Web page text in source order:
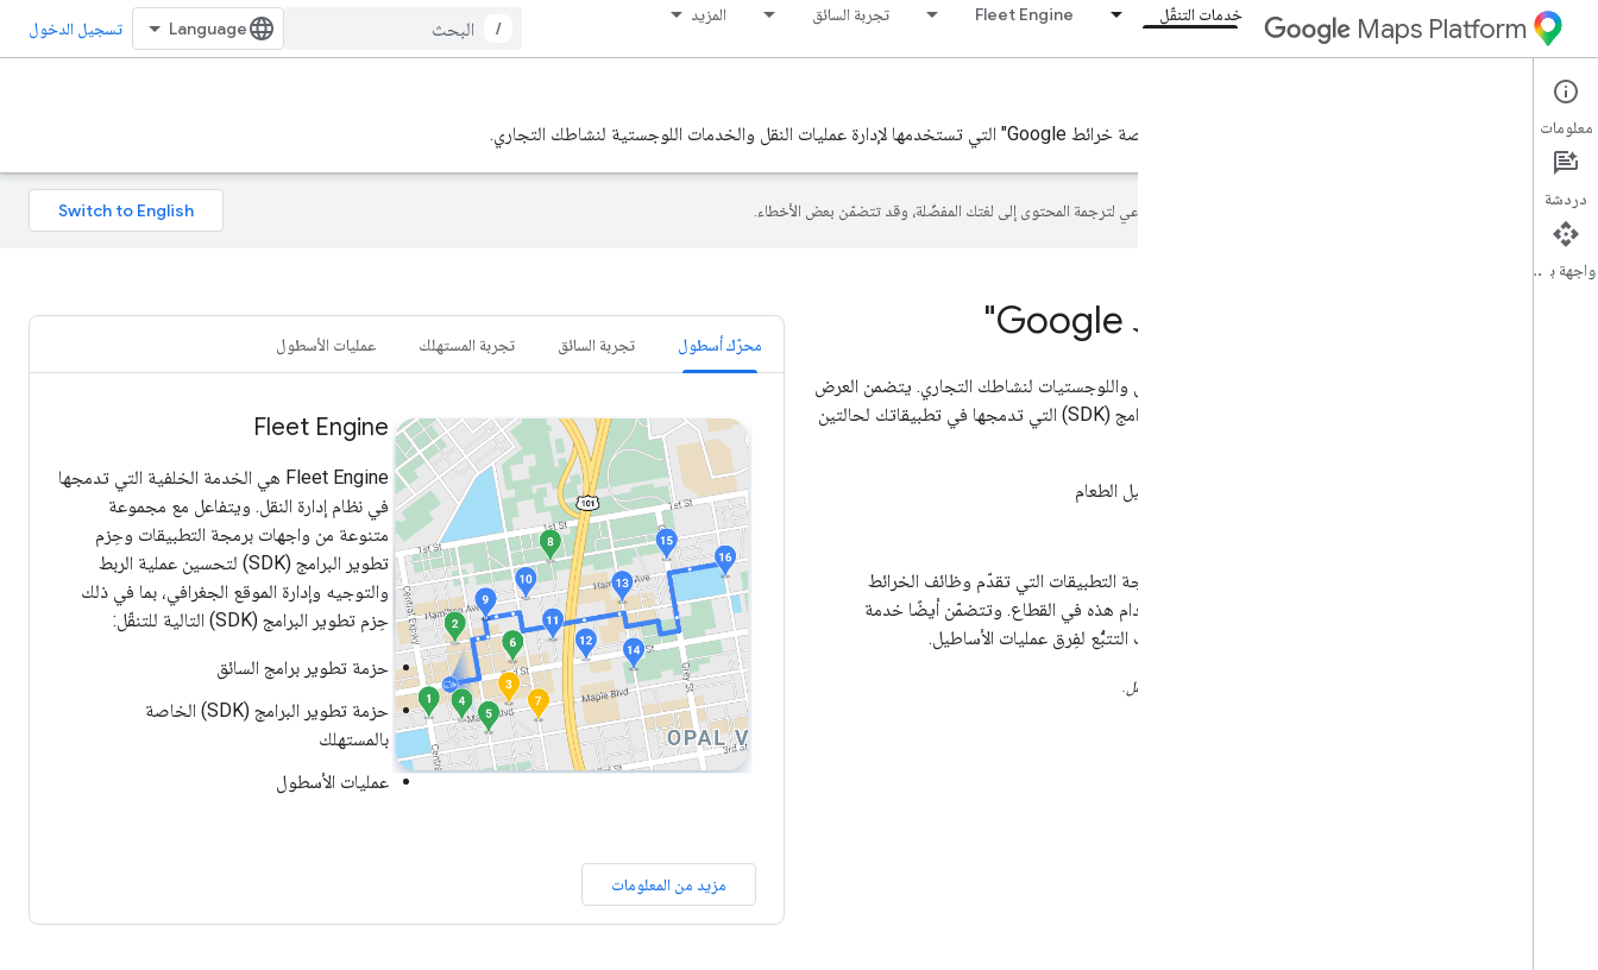
Maps Platform خدمات التنقّل Fleet Engine تجربة السائق المزيد
/ تسجيل الدخول
Mobility Services
التنقّل في "منصة خرائط Google" هي مجموعة من خدمات "منصة خرائط Google" التي تستخدمها لإدارة عمليات النقل والخدمات اللوجستية لنشاطك التجاري.
محرّك أسطول تجربة السائق تجربة المستهلك عمليات الأسطول
Fleet Engine
Fleet Engine هي الخدمة الخلفية التي تدمجها
في نظام إدارة النقل. ويتفاعل مع مجموعة
متنوعة من واجهات برمجة التطبيقات وحِزم
تطوير البرامج (SDK) لتحسين عملية الربط
والتوجيه وإدارة الموقع الجغرافي، بما في ذلك
حِزم تطوير البرامج (SDK) التالية للتنقّل:
حزمة تطوير برامج السائق
حزمة تطوير البرامج (SDK) الخاصة
بالمستهلك
عمليات الأسطول
مزيد من المعلومات
خدمات التنقّل في "منصة خرائط Google"
تعتبر خدمات المتنقلة مجموعة أدوات للتطوير لبناء عمليات النقل واللوجستيات لنشاطك التجاري. يتضمن العرض
مجموعة متنوعة من واجهات برمجة التطبيقات وحِزم تطوير البرامج (SDK) التي تدمجها في تطبيقاتك لحالتين
خدمات السائقين عند الطلب، مثل مشاركة الرحلات وتوصيل الطعام
توفّر مجموعة الأدوات خدمات الويب ومجموعة من واجهات برمجة التطبيقات التي تقدّم وظائف الخرائط
والمسارات والأماكن في واجهات مصمّمة خصيصًا لحالات الاستخدام هذه في القطاع. وتتضمّن أيضًا خدمة
الخلفية للمساعدة في تنظيم رحلات السائق والإحصاءات وخدمات التتبُّع لفِرق عمليات الأساطيل.
يمكنك تصفُّح المعلومات على اليسار لمعرفة ما تقدّمه كل خدمة من خدمات التنقّل.
معلومات
دردشة
واجهة برمجة التطبيقات